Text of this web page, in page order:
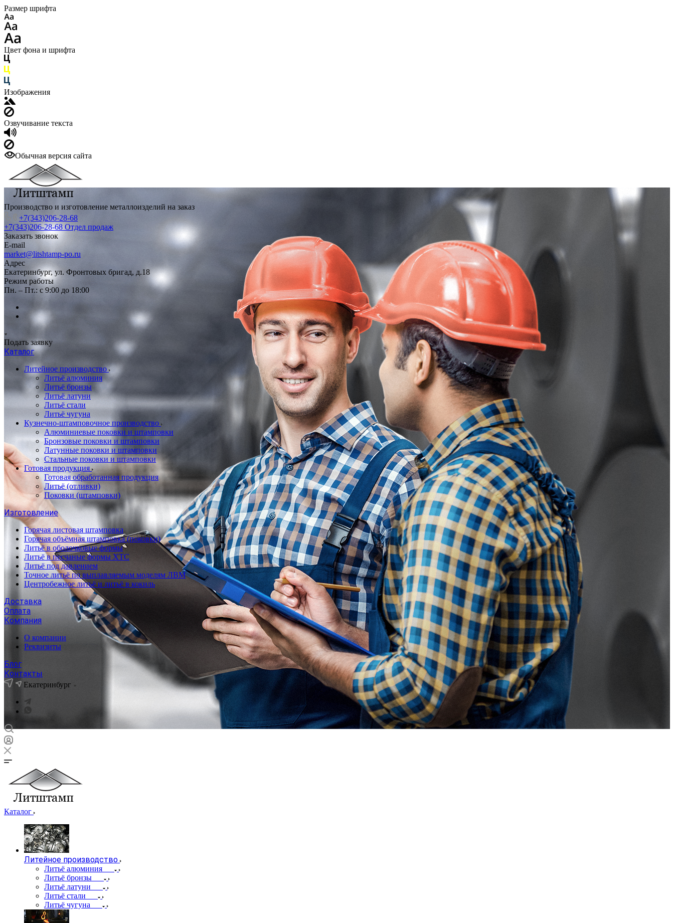
Размер шрифта
Цвет фона и шрифта
Изображения
Озвучивание текста
Обычная версия сайта
Производство и изготовление металлоизделий на заказ
+7(343)206-28-68
+7(343)206-28-68 Отдел продаж
Заказать звонок
E-mail
market@litshtamp-po.ru
Адрес
Екатеринбург, ул. Фронтовых бригад, д.18
Режим работы
Пн. – Пт.: с 9:00 до 18:00
Подать заявку
Каталог
Литейное производство
Литьё алюминия
Литьё бронзы
Литьё латуни
Литьё стали
Литьё чугуна
Кузнечно-штамповочное производство
Алюминиевые поковки и штамповки
Бронзовые поковки и штамповки
Латунные поковки и штамповки
Стальные поковки и штамповки
Готовая продукция
Готовая обработанная продукция
Литьё (отливки)
Поковки (штамповки)
Изготовление
Горячая листовая штамповка
Горячая объёмная штамповка (поковки)
Литьё в оболочковые формы
Литьё в песчаные формы ХТС
Литьё под давлением
Точное литьё по выплавляемым моделям ЛВМ
Центробежное литьё и литьё в кокиль
Доставка
Оплата
Компания
О компании
Реквизиты
Блог
Контакты
Екатеринбург
Каталог
Литейное производство
Литьё алюминия
Литьё бронзы
Литьё латуни
Литьё стали
Литьё чугуна